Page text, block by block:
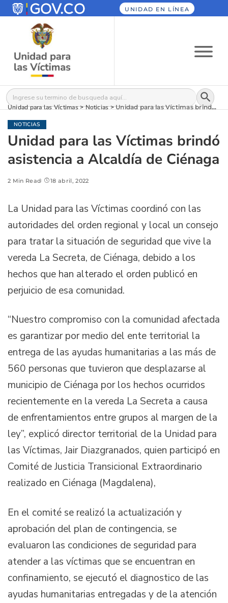
UNIDAD EN LÍNEA
Buscar: Botón
Unidad para las Víctimas>Noticias>Unidad para las Víctimas brindó asistencia a Alcaldía de Ciénaga
NOTICIAS
Unidad para las Víctimas brindó
asistencia a Alcaldía de Ciénaga
2 Min Read 18 abril, 2022
La Unidad para las Víctimas coordinó con las
autoridades del orden regional y local un consejo
para tratar la situación de seguridad que vive la
vereda La Secreta, de Ciénaga, debido a los
hechos que han alterado el orden publicó en
perjuicio de esa comunidad.
“Nuestro compromiso con la comunidad afectada
es garantizar por medio del ente territorial la
entrega de las ayudas humanitarias a las más de
560 personas que tuvieron que desplazarse al
municipio de Ciénaga por los hechos ocurridos
recientemente en la vereda La Secreta a causa
de enfrentamientos entre grupos al margen de la
ley”, explicó director territorial de la Unidad para
las Víctimas, Jair Diazgranados, quien participó en
Comité de Justicia Transicional Extraordinario
realizado en Ciénaga (Magdalena),
En el comité se realizó la actualización y
aprobación del plan de contingencia, se
evaluaron las condiciones de seguridad para
atender a las víctimas que se encuentran en
confinamiento, se ejecutó el diagnostico de las
ayudas humanitarias entregadas y de la atención